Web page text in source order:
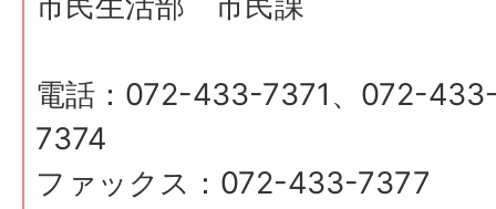
電話：072-433-7371、072-
7374
ファックス：072-433-7377